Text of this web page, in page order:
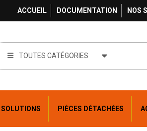
ACCUEIL DOCUMENTATION NOS
TOUTES CATÉGORIES
SOLUTIONS PIÈCES DÉTACHÉES